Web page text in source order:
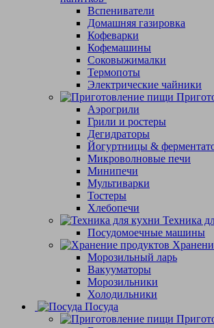
Вспениватели
Домашняя газировка
Кофеварки
Кофемашины
Соковыжималки
Термопоты
Электрические чайники
Аэрогрили
Грили и ростеры
Дегидраторы
Йогуртницы &
Микроволновые печи
Минипечи
Мультиварки
Тостеры
Хлебопечи
Техника
Посудомоечные машины
Морозильный ларь
Вакууматоры
Морозильники
Холодильники
Посуда